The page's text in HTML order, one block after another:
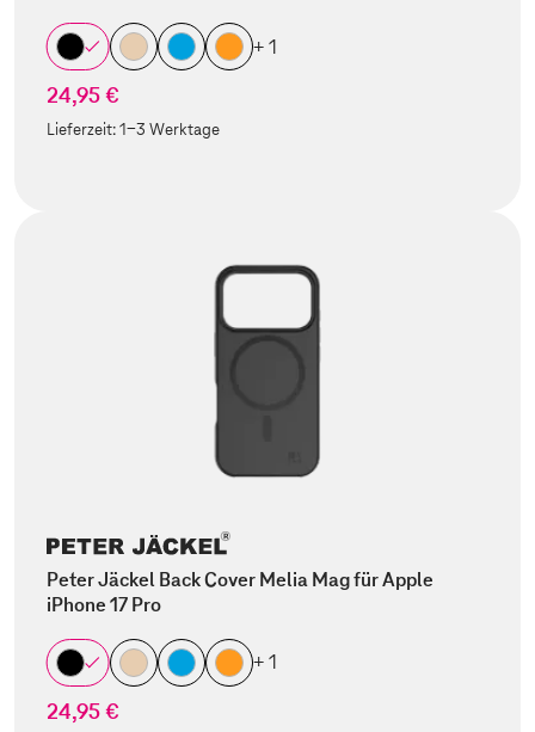
+ 1
24,95 €
Lieferzeit:1-3 Werktage
Peter Jäckel Back Cover Melia Mag für Apple
iPhone 17 Pro
+ 1
24,95 €